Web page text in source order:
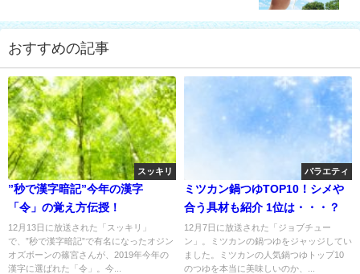
おすすめの記事
スッキリ
”秒で漢字暗記”今年の漢字
「令」の覚え方伝授！
12月13日に放送された「スッキリ」
で、”秒で漢字暗記”で有名になったオジン
オズボーンの篠宮さんが、2019年今年の
漢字に選ばれた「令」。今...
バラエティ
ミツカン鍋つゆTOP10！シメや
合う具材も紹介 1位は・・・？
12月7日に放送された「ジョブチュー
ン」。ミツカンの鍋つゆをジャッジしてい
ました。ミツカンの人気鍋つゆトップ10
のつゆを本当に美味しいのか、...